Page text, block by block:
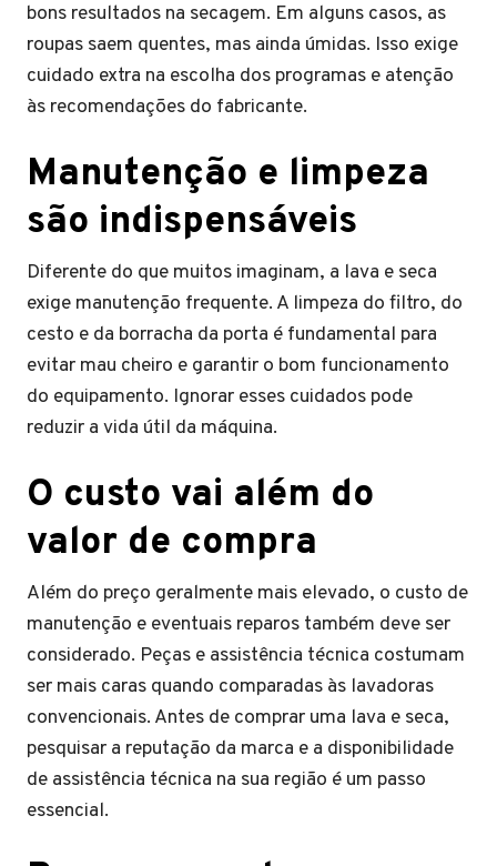
bons resultados na secagem. Em alguns casos, as
roupas saem quentes, mas ainda úmidas. Isso exige
cuidado extra na escolha dos programas e atenção
às recomendações do fabricante.
Manutenção e limpeza
são indispensáveis
Diferente do que muitos imaginam, a lava e seca
exige manutenção frequente. A limpeza do filtro, do
cesto e da borracha da porta é fundamental para
evitar mau cheiro e garantir o bom funcionamento
do equipamento. Ignorar esses cuidados pode
reduzir a vida útil da máquina.
O custo vai além do
valor de compra
Além do preço geralmente mais elevado, o custo de
manutenção e eventuais reparos também deve ser
considerado. Peças e assistência técnica costumam
ser mais caras quando comparadas às lavadoras
convencionais. Antes de comprar uma lava e seca,
pesquisar a reputação da marca e a disponibilidade
de assistência técnica na sua região é um passo
essencial.